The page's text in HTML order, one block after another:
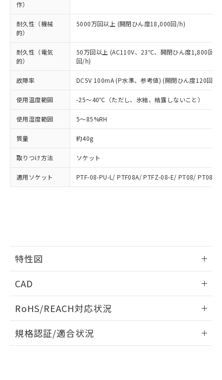
作）
耐久性（機械
的）
5000万回以上 (開閉ひん度18,000回/h)
耐久性（電気
的）
50万回以上 (AC110V、23℃、開閉ひん度1,800回/
回/h)
故障率 DC5V 100mA (P水準、参考値) (開閉ひん度120回/
使用温度範囲 -25～40℃（ただし、氷結、結露しないこと）
使用湿度範囲 5～85%RH
質量 約40g
取りつけ方法 ソケット
適用ソケット PTF-08-PU-L/ PTF08A/ PTFZ-08-E/ PT08/
特性図
開閉容量
CAD
ドすることができます。
ログイン/会員登録
RoHS/REACH対応状況
EU RoHS 注意事項・凡例
規格認証/適合状況
様のお取引先、またはお客様担当のオ
ムロン制御機器販売店・当社販売員に
オムロン制御機器販売店や当社販売拠
点は「販売ネットワーク
ください。
在庫状況および標準価格結果を当社の
事前の承諾なく第三者に漏洩または開
示しないようお願いします。
マイパーツ機能（部品リスト作成サー
ビス）をご利用いただくには、I-Web
メンバーズにご登録されている必要が
あります。
登録された部品リストについて、当社
および当社の共同利用者が、当社の製
品・サービスに関するお客様との取
指します。
（DBP） 1000ppm以下、フタル酸ジイソブチル
(DIBP) 1000ppm以下
適用除外項目は除く。
フタル酸エステル類の４物質については閾値を超える意
図的な使用がないことを確認しています。
※2 対応予定月
月が前後することがあります。
※3 非含有証明書ダウンロード
下記の非含有証明書をダウンロードするこ
とができます。
ものではありません。
また、RoHS指令のフタル酸エステル類４
物質の対応では、対応完了までの期間は出
欄に対応日を記載しておりました。
既に当社にて対応品への在庫切替を完了
していることから、特段のことがない限
す。
DBP(フタル酸ジブチル) : 1000ppm、 DIBP(フタル酸ジ
イソブチル) : 1000ppm、 BBP(フタル酸ブチルベンジ
ル) : 1000ppm、
※2 環境保護使用期限
「ｅ」：有害物質（10物質）のすべてが基
準値以下であることを示します。
質が外部に漏えいし、環境に深刻な影響を
及ぼさない年数を意味します。
「－」：未確認です。当社販売部門へお問
い合わせください。
全に破砕するなど、違法に輸出されな
いよう必要な手段を講じます。
ル、化学兵器、生物兵器またはその他
武器並びにこれらの製造装置等に一切
使用いたしません。
当社は、貴社製品を第三者に販売する
場合は、上記1、2および3の内容を当
該第三者に通知します。また当社は、
販売先および販売に係わる関係者が違
法に輸出するおそれがある場合は、取
り引きをいたしません。
△ 一定数には満たないが在庫あり
いては、お客様のお取引先、ま
たはお客様担当のオムロン制御
機器販売店・当社販売員にご確
認ください)
白
受注生産機種、また在庫状況の
情報を公開していない機種